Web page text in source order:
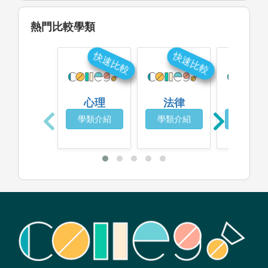
熱門比較學類
心理
學類介紹
快速比較
法律
學類介紹
快速比較